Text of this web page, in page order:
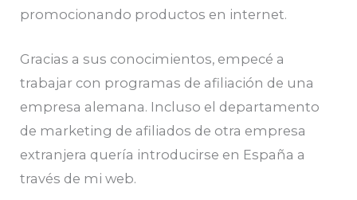
promocionando productos en internet.
Gracias a sus conocimientos, empecé a
trabajar con programas de afiliación de una
empresa alemana. Incluso el departamento
de marketing de afiliados de otra empresa
extranjera quería introducirse en España a
través de mi web.